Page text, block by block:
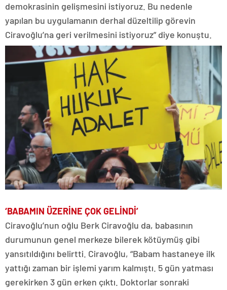
demokrasinin gelişmesini istiyoruz. Bu nedenle
yapılan bu uygulamanın derhal düzeltilip görevin
Ciravoğlu’na geri verilmesini istiyoruz” diye konuştu.
‘BABAMIN ÜZERİNE ÇOK GELİNDİ’
Ciravoğlu’nun oğlu Berk Ciravoğlu da, babasının
durumunun genel merkeze bilerek kötüymüş gibi
yansıtıldığını belirtti. Ciravoğlu, “Babam hastaneye ilk
yattığı zaman bir işlemi yarım kalmıştı. 5 gün yatması
gerekirken 3 gün erken çıktı. Doktorlar sonraki